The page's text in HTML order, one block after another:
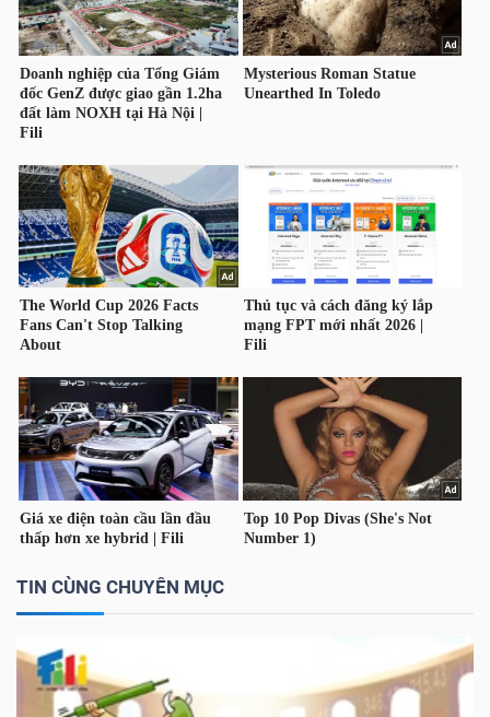
TIN CÙNG CHUYÊN MỤC